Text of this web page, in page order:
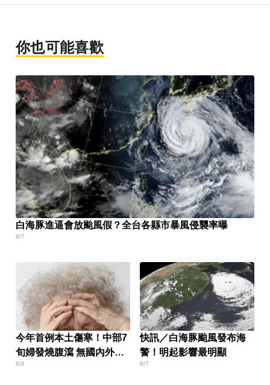
你也可能喜歡
白海豚進逼會放颱風假？全台各縣市暴風侵襲率曝
8/7
今年首例本土傷寒！中部7
旬婦發燒腹瀉 無國內外旅
遊史
8/6
快訊／白海豚颱風發布海
警！明起影響最明顯
8/7